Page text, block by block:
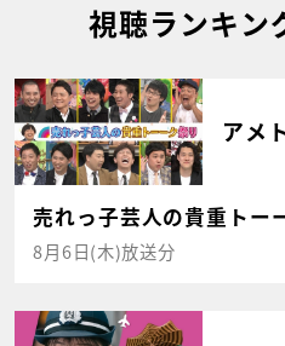
視聴ランキン
アメ
売れっ子芸人の貴重トー
8月6日(木)放送分